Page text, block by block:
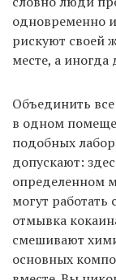
одновременно
рискуют своей
месте, а
Объединить
в одном
подобных
допускают:
определенном
могут
отмывка
смешивают
основных